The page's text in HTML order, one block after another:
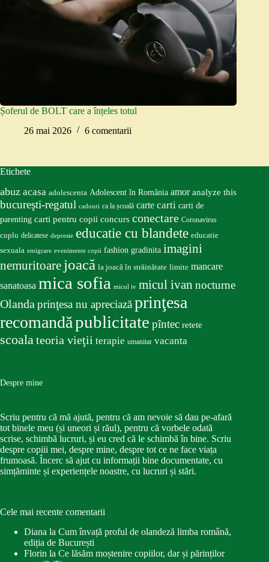
Șoferul de BOLT care a înțeles totul
26 mai 2026
6 comentarii
Etichete
abuz acasa adolescenta Adolescent în România amor analyze this
bucureşti-regatul cadouri ca la școală carte carti carti de
parenting carti pentru copii concurs conectare Coronavirus
cuplu delicatese depresie educatie cu blandete educatie
sexuala emigrare evenimente copii fashion gradinita imagini
nemuritoare joacă la joacă în străinătate limite mancare
sanatoasa mica sofia micul iv micul ivan nocturne
Olandaprinţesa nu apreciazăprinţesa
recomandăpublicitate pîntec retete
scoalateoria vieţii terapie umanitar vacanta
Despre mine
Scriu pentru că mă ajută, pentru că am nevoie să dau pe-afară
tot binele meu (și uneori și răul), pentru că vorbele odată
scrise, schimbă lucruri, și eu cred că le schimbă în bine. Scriu
despre copiii mei, despre mine, despre tot ce ne face viața
frumoasă. Încerc să ajut cu informații bine documentate, cu
simțăminte și experiențele noastre, cu lucruri și stări.
Cele mai recente comentarii
Diana la Cum învață proful de olandeză limba română,
ediția de București
Florin la Ce lăsăm moștenire copiilor, dar și părinților